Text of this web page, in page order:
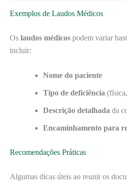
Exemplos de Laudos Médicos
Os laudos médicos podem variar
incluir:
Nome do paciente
Tipo de deficiência
Descrição detalhada da
Encaminhamento para
Recomendações Práticas
Algumas dicas úteis ao reunir os